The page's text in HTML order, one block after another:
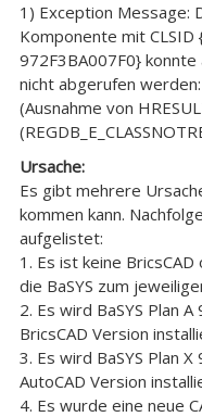
1) Exception Message:
Komponente mit CLSID
972F3BA007F0}
nicht abgerufen
(Ausnahme von
Ursache:
Es gibt mehrere
kommen kann.
aufgelistet:
1. Es ist keine
die BaSYS zum
2. Es wird BaSYS Plan
BricsCAD Version
3. Es wird BaSYS Plan
AutoCAD Version
4. Es wurde eine neue